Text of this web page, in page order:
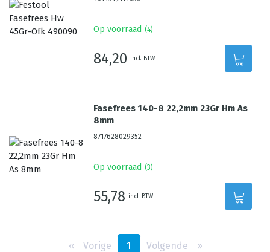
Op voorraad (4)
84,20 incl. BTW
Fasefrees 140-8 22,2mm 23Gr Hm As
8mm
8717628029352
Op voorraad (3)
55,78 incl. BTW
‹‹ Vorige 1 Volgende ››